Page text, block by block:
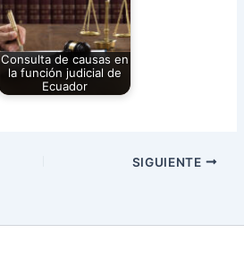
Consulta de causas en
la función judicial de
Ecuador
SIGUIENTE